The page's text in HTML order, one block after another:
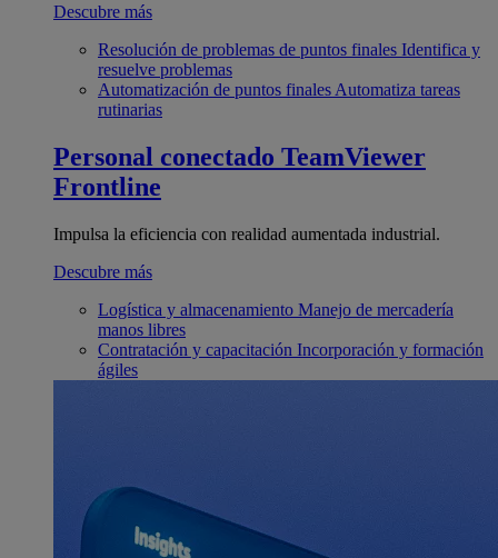
Descubre más
Resolución de problemas de puntos finales Identifica y
resuelve problemas
Automatización de puntos finales Automatiza tareas
rutinarias
Personal conectado TeamViewer
Frontline
Impulsa la eficiencia con realidad aumentada industrial.
Descubre más
Logística y almacenamiento Manejo de mercadería
manos libres
Contratación y capacitación Incorporación y formación
ágiles